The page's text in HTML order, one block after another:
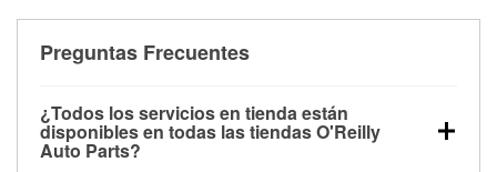
Preguntas Frecuentes
¿Todos los servicios en tienda están
disponibles en todas las tiendas O'Reilly
Auto Parts?